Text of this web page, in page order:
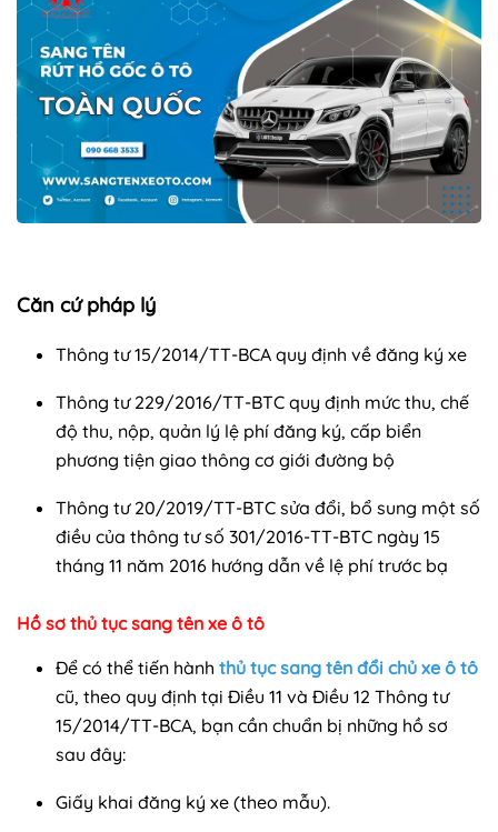
Căn cứ pháp lý
Thông tư 15/2014/TT-BCA quy định về đăng ký xe
Thông tư 229/2016/TT-BTC quy định mức thu, chế
độ thu, nộp, quản lý lệ phí đăng ký, cấp biển
phương tiện giao thông cơ giới đường bộ
Thông tư 20/2019/TT-BTC sửa đổi, bổ sung một số
điều của thông tư số 301/2016-TT-BTC ngày 15
tháng 11 năm 2016 hướng dẫn về lệ phí trước bạ
Hồ sơ thủ tục sang tên xe ô tô
Để có thể tiến hành thủ tục sang tên đổi chủ xe ô tô
cũ, theo quy định tại Điều 11 và Điều 12 Thông tư
15/2014/TT-BCA, bạn cần chuẩn bị những hồ sơ
sau đây:
Giấy khai đăng ký xe (theo mẫu).